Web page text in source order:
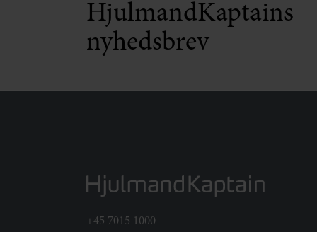
HjulmandKaptains
nyhedsbrev
+45 7015 1000